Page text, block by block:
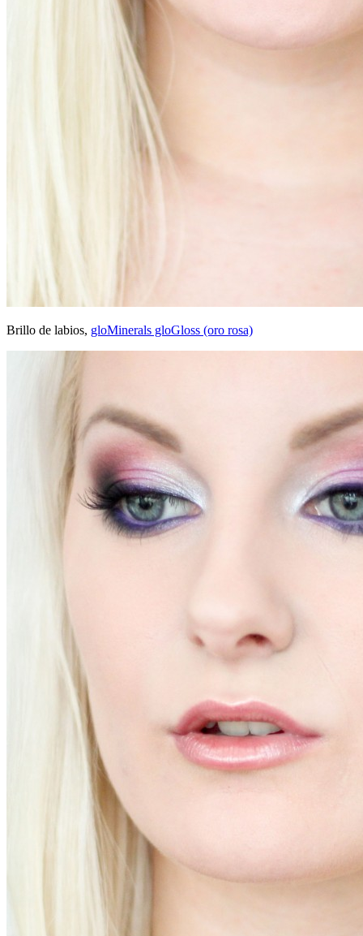
Brillo de labios, gloMinerals gloGloss (oro rosa)